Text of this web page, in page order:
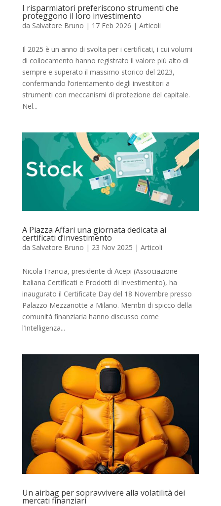
I risparmiatori preferiscono strumenti che
proteggono il loro investimento
da Salvatore Bruno | 17 Feb 2026 | Articoli
Il 2025 è un anno di svolta per i certificati, i cui volumi
di collocamento hanno registrato il valore più alto di
sempre e superato il massimo storico del 2023,
confermando l’orientamento degli investitori a
strumenti con meccanismi di protezione del capitale.
Nel...
A Piazza Affari una giornata dedicata ai
certificati d’investimento
da Salvatore Bruno | 23 Nov 2025 | Articoli
Nicola Francia, presidente di Acepi (Associazione
Italiana Certificati e Prodotti di Investimento), ha
inaugurato il Certificate Day del 18 Novembre presso
Palazzo Mezzanotte a Milano. Membri di spicco della
comunità finanziaria hanno discusso come
l’Intelligenza...
Un airbag per sopravvivere alla volatilità dei
mercati finanziari